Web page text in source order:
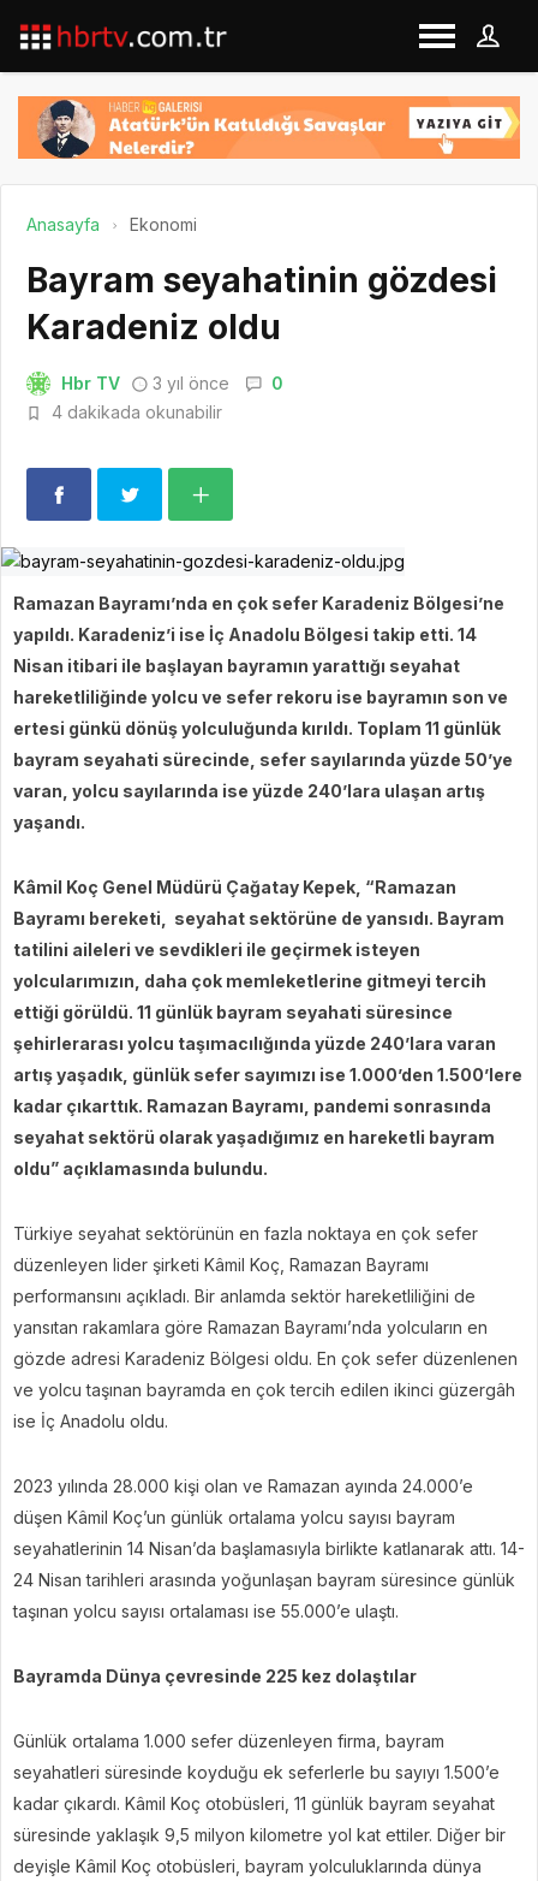
Anasayfa Ekonomi
Bayram seyahatinin gözdesi
Karadeniz oldu
Hbr TV 3 yıl önce
0
4 dakikada okunabilir
Ramazan Bayramı’nda en çok sefer Karadeniz Bölgesi’ne
yapıldı. Karadeniz’i ise İç Anadolu Bölgesi takip etti. 14
Nisan itibari ile başlayan bayramın yarattığı seyahat
hareketliliğinde yolcu ve sefer rekoru ise bayramın son ve
ertesi günkü dönüş yolculuğunda kırıldı. Toplam 11 günlük
bayram seyahati sürecinde, sefer sayılarında yüzde 50’ye
varan, yolcu sayılarında ise yüzde 240’lara ulaşan artış
yaşandı.
Kâmil Koç Genel Müdürü Çağatay Kepek, “Ramazan
Bayramı bereketi, seyahat sektörüne de yansıdı. Bayram
tatilini aileleri ve sevdikleri ile geçirmek isteyen
yolcularımızın, daha çok memleketlerine gitmeyi tercih
ettiği görüldü. 11 günlük bayram seyahati süresince
şehirlerarası yolcu taşımacılığında yüzde 240’lara varan
artış yaşadık, günlük sefer sayımızı ise 1.000’den 1.500’lere
kadar çıkarttık. Ramazan Bayramı, pandemi sonrasında
seyahat sektörü olarak yaşadığımız en hareketli bayram
oldu” açıklamasında bulundu.
Türkiye seyahat sektörünün en fazla noktaya en çok sefer
düzenleyen lider şirketi Kâmil Koç, Ramazan Bayramı
performansını açıkladı. Bir anlamda sektör hareketliliğini de
yansıtan rakamlara göre Ramazan Bayramı’nda yolcuların en
gözde adresi Karadeniz Bölgesi oldu. En çok sefer düzenlenen
ve yolcu taşınan bayramda en çok tercih edilen ikinci güzergâh
ise İç Anadolu oldu.
2023 yılında 28.000 kişi olan ve Ramazan ayında 24.000’e
düşen Kâmil Koç’un günlük ortalama yolcu sayısı bayram
seyahatlerinin 14 Nisan’da başlamasıyla birlikte katlanarak attı. 14-
24 Nisan tarihleri arasında yoğunlaşan bayram süresince günlük
taşınan yolcu sayısı ortalaması ise 55.000’e ulaştı.
Bayramda Dünya çevresinde 225 kez dolaştılar
Günlük ortalama 1.000 sefer düzenleyen firma, bayram
seyahatleri süresinde koyduğu ek seferlerle bu sayıyı 1.500’e
kadar çıkardı. Kâmil Koç otobüsleri, 11 günlük bayram seyahat
süresinde yaklaşık 9,5 milyon kilometre yol kat ettiler. Diğer bir
deyişle Kâmil Koç otobüsleri, bayram yolculuklarında dünya